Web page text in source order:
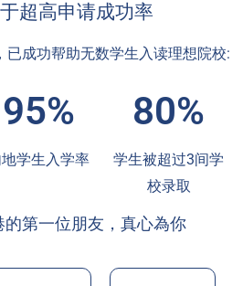
超高申请成功率
已成功帮助无数学生入读理想院校:
95%
学生入学率
80%
学生被超过3间学
校录取
第一位朋友，真心為你